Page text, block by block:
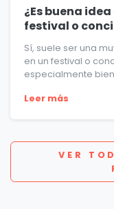
¿Es buena
festival o
Sí, suele ser una
en un festival o
especialmente
Leer más
VER